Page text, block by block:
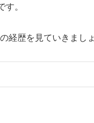
。
経歴を見ていきましょ